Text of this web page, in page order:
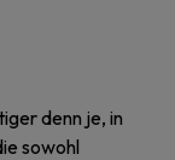
denn je, in
sowohl